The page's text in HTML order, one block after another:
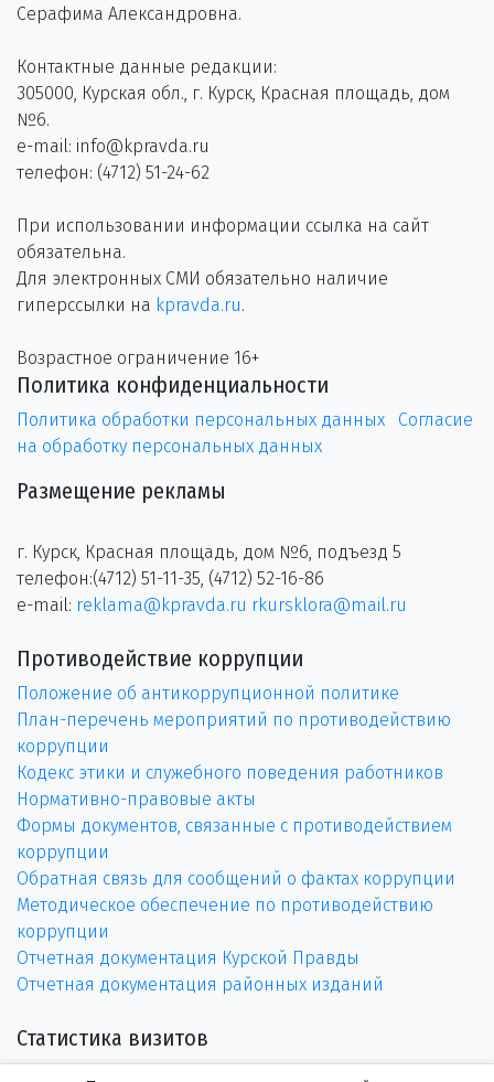
Серафима Александровна.
Контактные данные редакции:
305000, Курская обл., г. Курск, Красная площадь, дом
№6.
e-mail: info@kpravda.ru
телефон: (4712) 51-24-62
При использовании информации ссылка на сайт
обязательна.
Для электронных СМИ обязательно наличие
гиперссылки на kpravda.ru.
Возрастное ограничение 16+
Политика конфиденциальности
Политика обработки персональных данных
Согласие
на обработку персональных данных
Размещение рекламы
г. Курск, Красная площадь, дом №6, подъезд 5
телефон:(4712) 51-11-35, (4712) 52-16-86
e-mail: reklama@kpravda.ru rkursklora@mail.ru
Противодействие коррупции
Положение об антикоррупционной политике
План-перечень мероприятий по противодействию
коррупции
Кодекс этики и служебного поведения работников
Нормативно-правовые акты
Формы документов, связанные с противодействием
коррупции
Обратная связь для сообщений о фактах коррупции
Методическое обеспечение по противодействию
коррупции
Отчетная документация Курской Правды
Отчетная документация районных изданий
Статистика визитов